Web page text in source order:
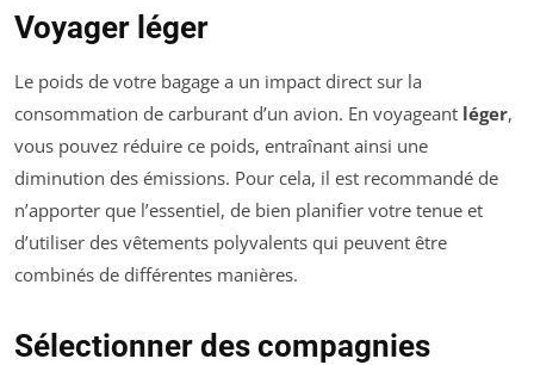
Voyager léger
Le poids de votre bagage a un impact direct sur la
consommation de carburant d’un avion. En voyageant léger,
vous pouvez réduire ce poids, entraînant ainsi une
diminution des émissions. Pour cela, il est recommandé de
n’apporter que l’essentiel, de bien planifier votre tenue et
d’utiliser des vêtements polyvalents qui peuvent être
combinés de différentes manières.
Sélectionner des compagnies